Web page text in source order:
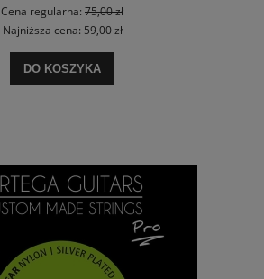
Cena regularna: 75,00 zł
Najniższa cena:59,00 zł
DO KOSZYKA